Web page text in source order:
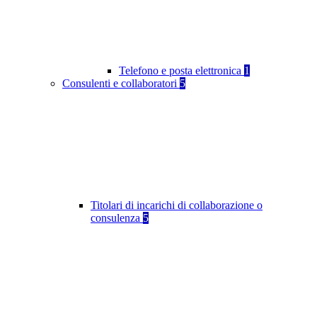
Telefono e posta elettronica 1
Consulenti e collaboratori 5
Titolari di incarichi di collaborazione o
consulenza 5